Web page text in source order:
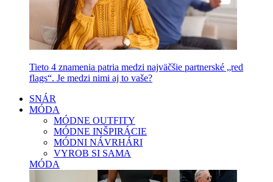
Tieto 4 znamenia patria medzi najväčšie partnerské „red
flags“. Je medzi nimi aj to vaše?
SNÁR
MÓDA
MÓDNE OUTFITY
MÓDNE INŠPIRÁCIE
MÓDNI NÁVRHÁRI
VYROB SI SAMA
MÓDA